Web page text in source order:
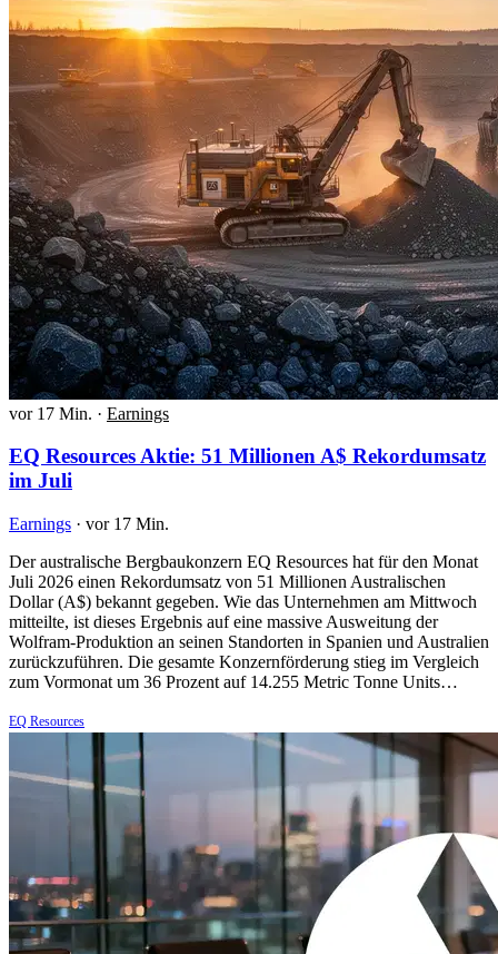
vor 17 Min. · Earnings
EQ Resources Aktie: 51 Millionen A$ Rekordumsatz
im Juli
Earnings · vor 17 Min.
Der australische Bergbaukonzern EQ Resources hat für den Monat
Juli 2026 einen Rekordumsatz von 51 Millionen Australischen
Dollar (A$) bekannt gegeben. Wie das Unternehmen am Mittwoch
mitteilte, ist dieses Ergebnis auf eine massive Ausweitung der
Wolfram-Produktion an seinen Standorten in Spanien und Australien
zurückzuführen. Die gesamte Konzernförderung stieg im Vergleich
zum Vormonat um 36 Prozent auf 14.255 Metric Tonne Units…
EQ Resources